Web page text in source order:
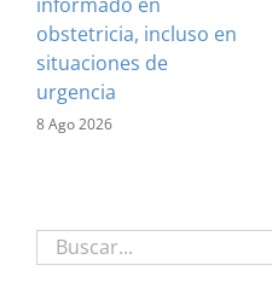
obstetricia, incluso en
situaciones de
urgencia
8 Ago 2026
Buscar: